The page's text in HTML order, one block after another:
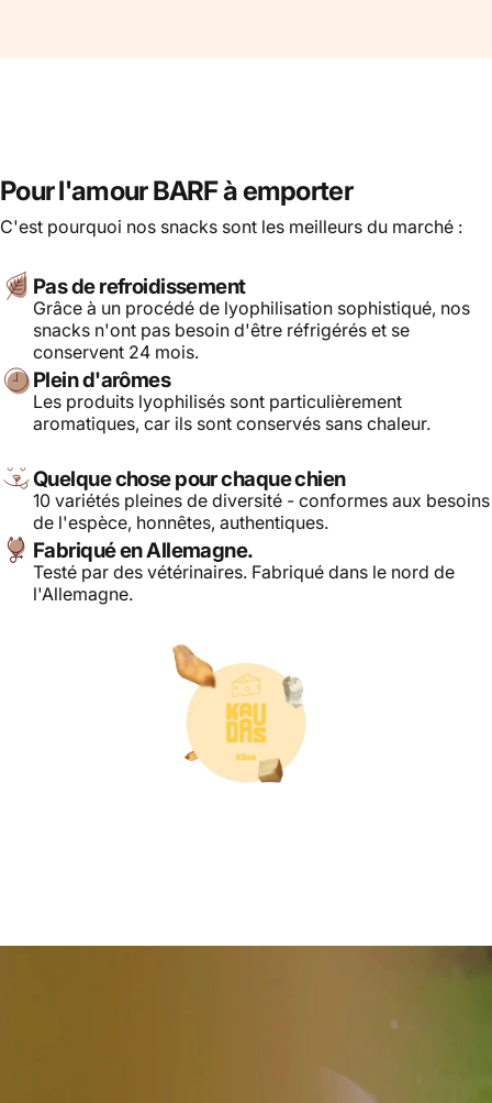
Pour l'amour BARF à emporter
C'est pourquoi nos snacks sont les meilleurs du marché :
Pas de refroidissement
Grâce à un procédé de lyophilisation sophistiqué, nos
snacks n'ont pas besoin d'être réfrigérés et se
conservent 24 mois.
Plein d'arômes
Les produits lyophilisés sont particulièrement
aromatiques, car ils sont conservés sans chaleur.
Quelque chose pour chaque chien
10 variétés pleines de diversité - conformes aux besoins
de l'espèce, honnêtes, authentiques.
Fabriqué en Allemagne.
Testé par des vétérinaires. Fabriqué dans le nord de
l'Allemagne.